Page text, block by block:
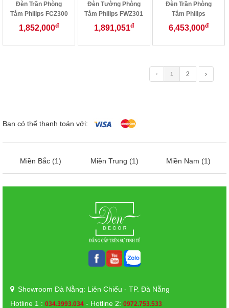
Đèn Trần Phòng
Tắm Philips FCZ300
1,852,000đ
Đèn Tường Phòng
Tắm Philips FWZ301
Nickel
1,891,051đ
Đèn Trần Phòng
Tắm Philips
32213/11
6,453,000đ
‹ 1 2 ›
Bạn có thể thanh toán với:
Miền Bắc (1) Miền Trung (1) Miền Nam (1)
Showroom Đà Nẵng: Liên Chiểu - TP. Đà Nẵng
Hotline 1 : 034.3993.034 - Hotline 2: 0972.753.533